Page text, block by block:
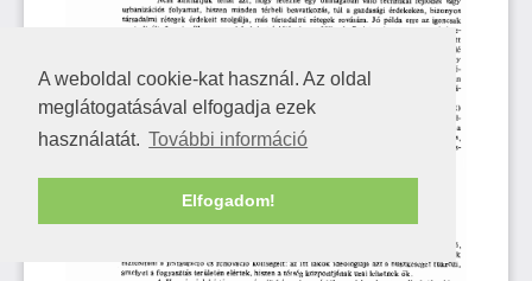
A weboldal cookie-kat használ. Az oldal
meglátogatásával elfogadja ezek
használatát. További információ
Elfogadom!